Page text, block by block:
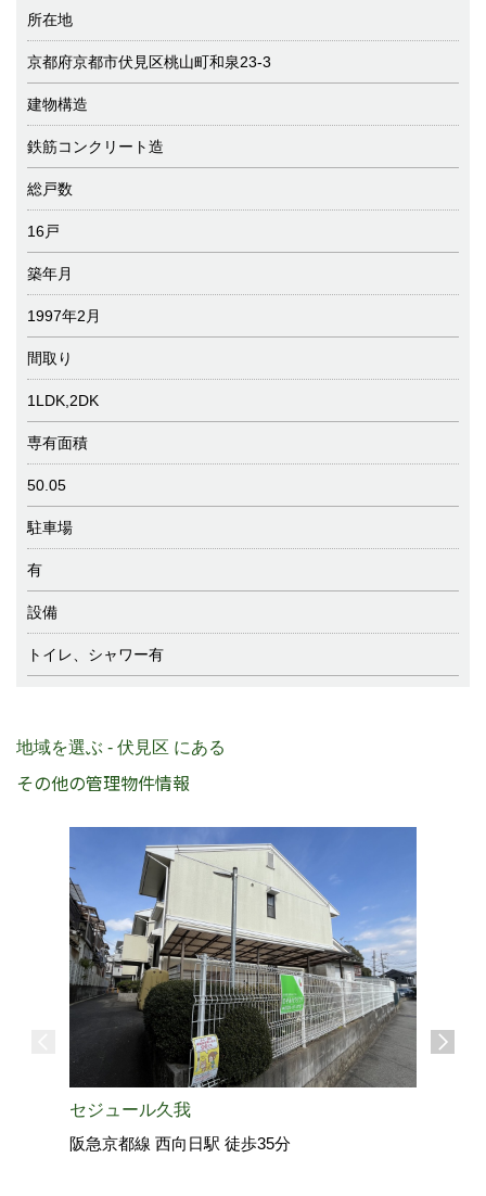
所在地
京都府京都市伏見区桃山町和泉23-3
建物構造
鉄筋コンクリート造
総戸数
16戸
築年月
1997年2月
間取り
1LDK,2DK
専有面積
50.05
駐車場
有
設備
トイレ、シャワー有
地域を選ぶ - 伏見区 にある
その他の管理物件情報
セジュール久我
阪急京都線 西向日駅 徒歩35分